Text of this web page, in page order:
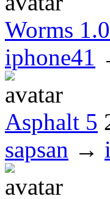
Worms 1.0
iphone41
Asphalt 5
sapsan →